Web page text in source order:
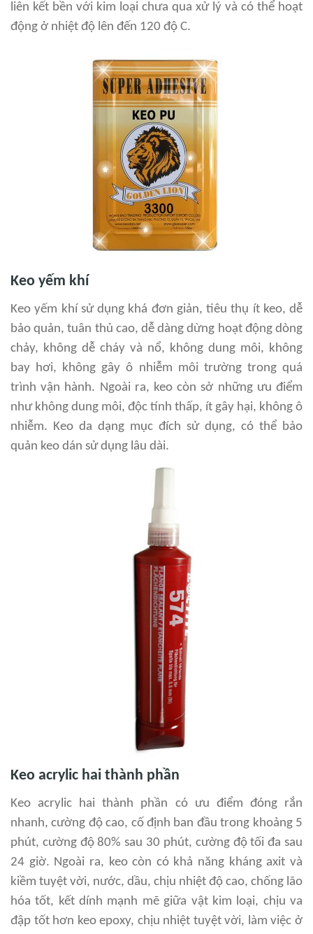
liên kết bền với kim loại chưa qua xử lý và có thể hoạt
động ở nhiệt độ lên đến 120 độ C.
Keo yếm khí
Keo yếm khí sử dụng khá đơn giản, tiêu thụ ít keo, dễ
bảo quản, tuân thủ cao, dễ dàng dừng hoạt động dòng
chảy, không dễ cháy và nổ, không dung môi, không
bay hơi, không gây ô nhiễm môi trường trong quá
trình vận hành. Ngoài ra, keo còn sở những ưu điểm
như không dung môi, độc tính thấp, ít gây hại, không ô
nhiễm. Keo da dạng mục đích sử dụng, có thể bảo
quản keo dán sử dụng lâu dài.
Keo acrylic hai thành phần
Keo acrylic hai thành phần có ưu điểm đóng rắn
nhanh, cường độ cao, cố định ban đầu trong khoảng 5
phút, cường độ 80% sau 30 phút, cường độ tối đa sau
24 giờ. Ngoài ra, keo còn có khả năng kháng axit và
kiềm tuyệt vời, nước, dầu, chịu nhiệt độ cao, chống lão
hóa tốt, kết dính mạnh mẽ giữa vật kim loại, chịu va
đập tốt hơn keo epoxy, chịu nhiệt tuyệt vời, làm việc ở